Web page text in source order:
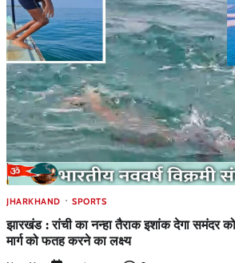
JHARKHAND SPORTS
झारखंड : रांची का नन्हा तैराक इशांक देगा समंदर
मार्ग को फतह करने का लक्ष्य